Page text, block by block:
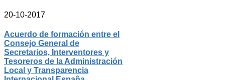
20-10-2017
Acuerdo de formación entre el
Consejo General de
Secretarios, Interventores y
Tesoreros de la Administración
Local y Transparencia